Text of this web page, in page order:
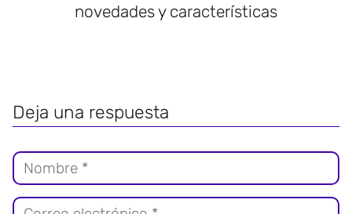
novedades y características
Deja una respuesta